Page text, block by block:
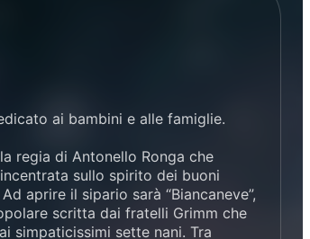
ai bambini e alle famiglie.
regia di Antonello Ronga che
sullo spirito dei buoni
aprire il sipario sarà “Biancaneve”,
scritta dai fratelli Grimm che
simpaticissimi sette nani. Tra